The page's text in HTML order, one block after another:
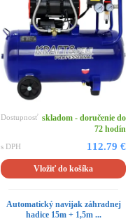
Dostupnosť skladom - doručenie do
72 hodín
s DPH 112.79 €
Vložiť do košíka
Automatický navijak záhradnej
hadice 15m + 1,5m ...